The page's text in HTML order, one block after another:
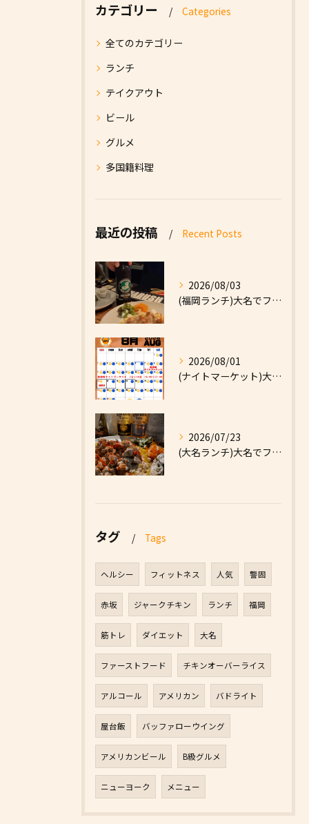
カテゴリー Categories
全てのカテゴリー
ランチ
テイクアウト
ビール
グルメ
多国籍料理
最近の投稿 Recent Posts
2026/08/03
(福岡ランチ)大名でファーストフードなら|High Five...
2026/08/01
(ナイトマーケット)大名でファーストフードなら|High F...
2026/07/23
(大名ランチ)大名でファーストフードなら|High Five...
タグ Tags
ヘルシー フィットネス 人気 警固
赤坂 ジャークチキン ランチ 福岡
筋トレ ダイエット 大名
ファーストフード チキンオーバーライス
アルコール アメリカン バドライト
屋台飯 バッファローウイング
アメリカンビール B級グルメ
ニューヨーク メニュー